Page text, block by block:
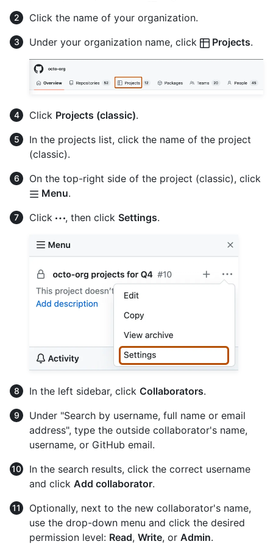
Click the name of your organization.
Under your organization name, click
Projects.
Click Projects (classic).
In the projects list, click the name of the project
(classic).
On the top-right side of the project (classic), click
Menu.
Click
, then click Settings.
In the left sidebar, click Collaborators.
Under "Search by username, full name or email
address", type the outside collaborator's name,
username, or GitHub email.
In the search results, click the correct username
and click Add collaborator.
Optionally, next to the new collaborator's name,
use the drop-down menu and click the desired
permission level: Read, Write, or Admin.